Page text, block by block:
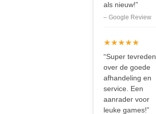
als nieuw!”
– Google Review
★★★★★
“Super tevreden
over de goede
afhandeling en
service. Een
aanrader voor
leuke games!”